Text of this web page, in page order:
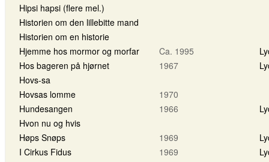
Hipsi hapsi (flere mel.)
Historien om den lillebitte mand
Historien om en historie
Hjemme hos mormor og morfar
Ca. 1995
Hos bageren på hjørnet
1967
Hovs-sa
Hovsas lomme
1970
Hundesangen
1966
Hvon nu og hvis
Høps Snøps
1969
I Cirkus Fidus
1969